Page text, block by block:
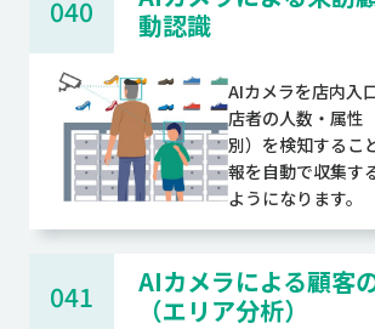
040
動認識
AIカメラを店内入
店者の人数・属性
別）を検知するこ
報を自動で収集す
ようになります。
041
AIカメラによる顧客
（エリア分析）